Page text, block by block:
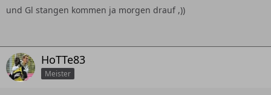
und Gl stangen kommen ja morgen drauf ,))
HoTTe83
Meister